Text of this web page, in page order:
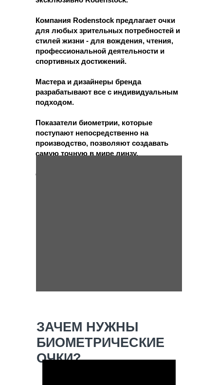
Компания Rodenstock предлагает очки
для любых зрительных потребностей и
стилей жизни - для вождения, чтения,
профессиональной деятельности и
спортивных достижений.
Мастера и дизайнеры бренда
разрабатывают все с индивидуальным
подходом.
Показатели биометрии, которые
поступают непосредственно на
производство, позволяют создавать
самую точную в мире линзу,
фокусировку для каждого глаза.
ЗАЧЕМ НУЖНЫ
БИОМЕТРИЧЕСКИЕ
ОЧКИ?